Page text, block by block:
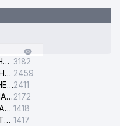
ЯШНАБАДСКАЯ АВАРИЙНАЯ СЛУЖБА ЭЛЕКТРОСЕТИ 3182
ЧИЛАНЗАРСКАЯ АВАРИЙНАЯ СЛУЖБА ЭЛЕКТРОСЕТИ 2459
ТЕЛЕФОНЫ ДОВЕРИЯ ГЕНЕРАЛЬНОЙ ПРОКУРАТУРЫ РЕСПУБЛИКИ УЗБЕКИСТАН2411
АЛМАЗАРСКАЯ АВАРИЙНАЯ СЛУЖБА ЭЛЕКТРОСЕТИ2172
УЧТЕПИНСКАЯ АВАРИЙНАЯ СЛУЖБА ЭЛЕКТРОСЕТИ 1418
TOSHKENT SHAHAR ELEKTR TARMOQLARI KORXONASI АО 1417